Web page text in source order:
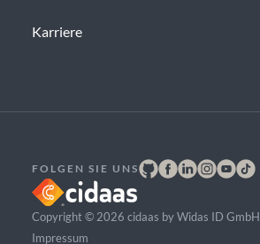
Karriere
FOLGEN SIE UNS
Copyright © 2026 cidaas by Widas ID GmbH
Impressum